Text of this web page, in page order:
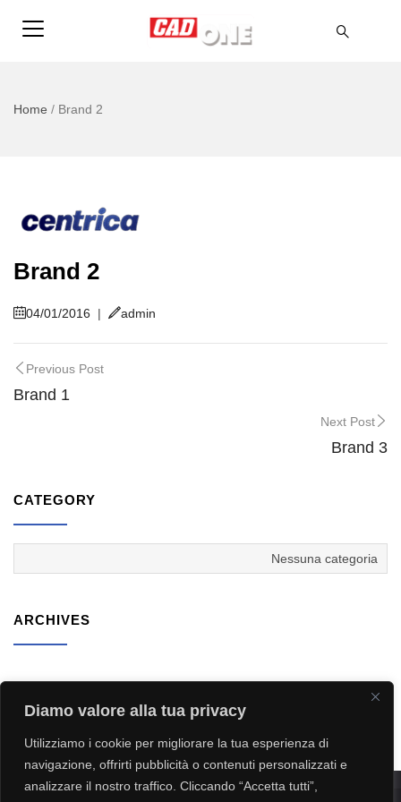
Diamo valore alla tua privacy
Utilizziamo i cookie per migliorare la tua esperienza di
navigazione, offrirti pubblicità o contenuti personalizzati e
analizzare il nostro traffico. Cliccando “Accetta tutti”,
Home / Brand 2
Brand 2
04/01/2016 | admin
Previous Post
Brand 1
Next Post
Brand 3
CATEGORY
Nessuna categoria
ARCHIVES